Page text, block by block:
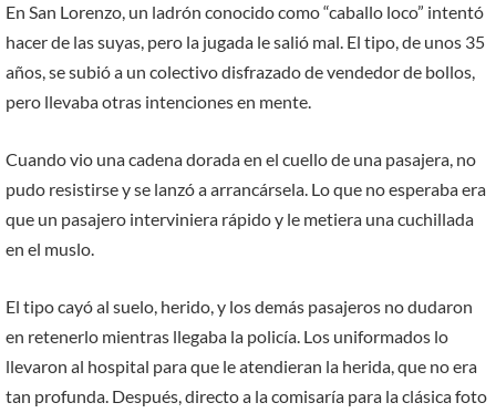
En San Lorenzo, un ladrón conocido como “caballo loco” intentó
hacer de las suyas, pero la jugada le salió mal. El tipo, de unos 35
años, se subió a un colectivo disfrazado de vendedor de bollos,
pero llevaba otras intenciones en mente.
Cuando vio una cadena dorada en el cuello de una pasajera, no
pudo resistirse y se lanzó a arrancársela. Lo que no esperaba era
que un pasajero interviniera rápido y le metiera una cuchillada
en el muslo.
El tipo cayó al suelo, herido, y los demás pasajeros no dudaron
en retenerlo mientras llegaba la policía. Los uniformados lo
llevaron al hospital para que le atendieran la herida, que no era
tan profunda. Después, directo a la comisaría para la clásica foto